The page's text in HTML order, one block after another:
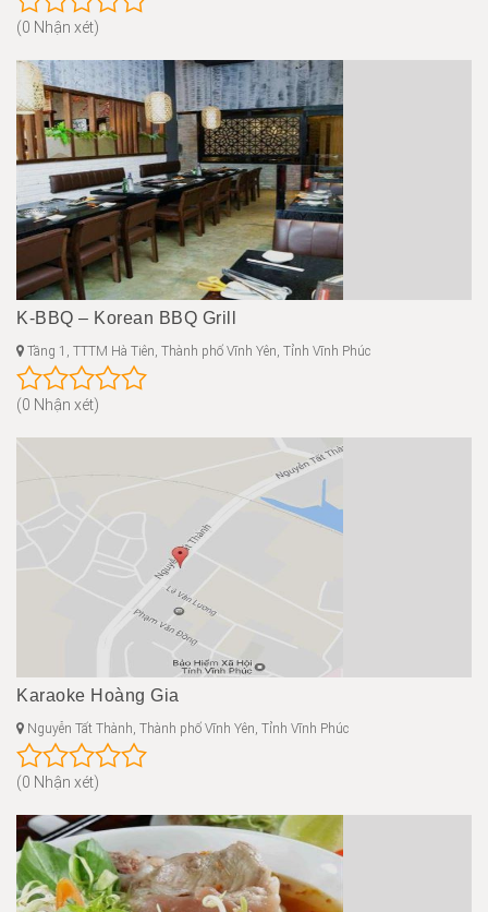
(0 Nhận xét)
K-BBQ – Korean BBQ Grill
Tầng 1, TTTM Hà Tiên, Thành phố Vĩnh Yên, Tỉnh Vĩnh Phúc
(0 Nhận xét)
Karaoke Hoàng Gia
Nguyễn Tất Thành, Thành phố Vĩnh Yên, Tỉnh Vĩnh Phúc
(0 Nhận xét)